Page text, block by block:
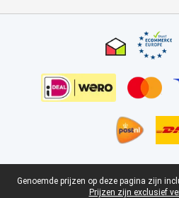
Juridische voettekst
Genoemde prijzen op deze pagina zijn
Prijzen zijn exclusief